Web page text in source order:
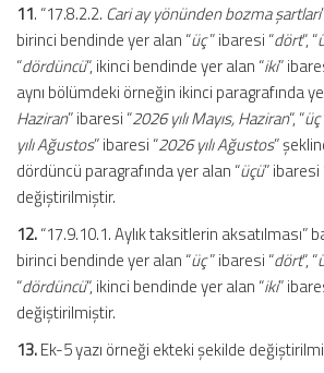
11. “17.8.2.2. Cari ay yönünden bozma şartları
birinci bendinde yer alan “üç” ibaresi “dört“, “
“dördüncü“, ikinci bendinde yer alan “iki”
aynı bölümdeki örneğin ikinci paragrafında
Haziran” ibaresi “2026 yılı Mayıs, Haziran“, “üç
yılı Ağustos” ibaresi “2026 yılı Ağustos”
dördüncü paragrafında yer alan “üçü” ibaresi
değiştirilmiştir.
12.“17.9.10.1. Aylık taksitlerin aksatılması”
birinci bendinde yer alan “üç” ibaresi “dört“, “
“dördüncü“, ikinci bendinde yer alan “iki”
değiştirilmiştir.
13.Ek-5 yazı örneği ekteki şekilde